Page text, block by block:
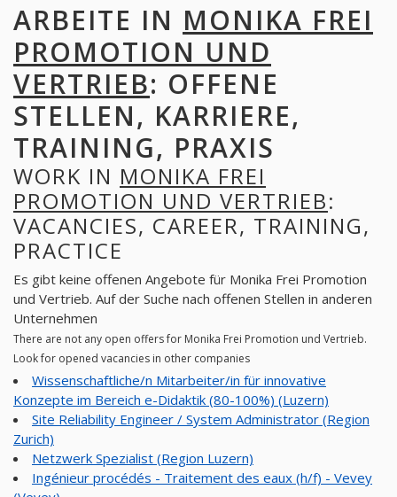
ARBEITE IN MONIKA FREI
PROMOTION UND
VERTRIEB: OFFENE
STELLEN, KARRIERE,
TRAINING, PRAXIS
WORK IN MONIKA FREI
PROMOTION UND VERTRIEB:
VACANCIES, CAREER, TRAINING,
PRACTICE
Es gibt keine offenen Angebote für Monika Frei Promotion
und Vertrieb. Auf der Suche nach offenen Stellen in anderen
Unternehmen
There are not any open offers for Monika Frei Promotion und Vertrieb.
Look for opened vacancies in other companies
Wissenschaftliche/n Mitarbeiter/in für innovative
Konzepte im Bereich e-Didaktik (80-100%) (Luzern)
Site Reliability Engineer / System Administrator (Region
Zurich)
Netzwerk Spezialist (Region Luzern)
Ingénieur procédés - Traitement des eaux (h/f) - Vevey